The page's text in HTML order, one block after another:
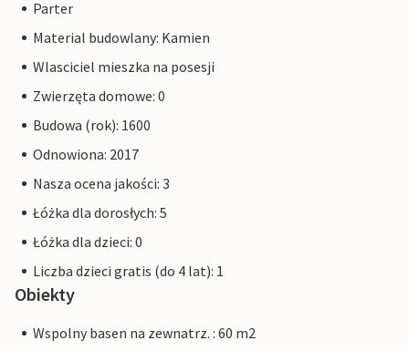
Parter
Material budowlany: Kamien
Wlasciciel mieszka na posesji
Zwierzęta domowe: 0
Budowa (rok): 1600
Odnowiona: 2017
Nasza ocena jakości: 3
Łóżka dla dorosłych: 5
Łóżka dla dzieci: 0
Liczba dzieci gratis (do 4 lat): 1
Obiekty
Wspolny basen na zewnatrz. : 60 m2